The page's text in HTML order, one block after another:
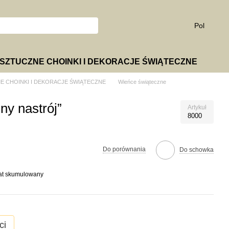
Pol
SZTUCZNE CHOINKI I DEKORACJE ŚWIĄTECZNE
CHOINKI I DEKORACJE ŚWIĄTECZNE
Wieńce świąteczne
nastrój” Artykuł
8000
Do porównania Do schowka
skumulowany